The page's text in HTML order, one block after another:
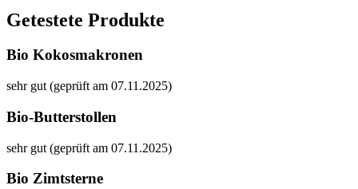
Getestete Produkte
Bio Kokosmakronen
sehr gut (geprüft am 07.11.2025)
Bio-Butterstollen
sehr gut (geprüft am 07.11.2025)
Bio Zimtsterne